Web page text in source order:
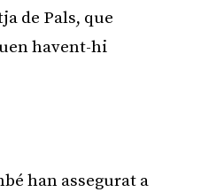
de Pals, que
havent-hi
han assegurat a